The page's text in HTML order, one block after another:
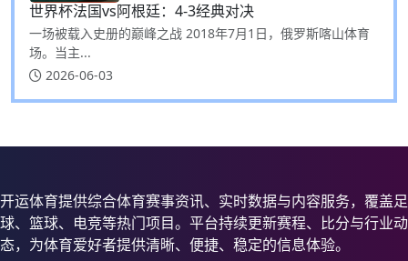
世界杯法国vs阿根廷：4-3经典对决
一场被载入史册的巅峰之战 2018年7月1日，俄罗斯喀山体育
场。当主...
2026-06-03
开运体育提供综合体育赛事资讯、实时数据与内容服务，覆盖足
球、篮球、电竞等热门项目。平台持续更新赛程、比分与行业动
态，为体育爱好者提供清晰、便捷、稳定的信息体验。